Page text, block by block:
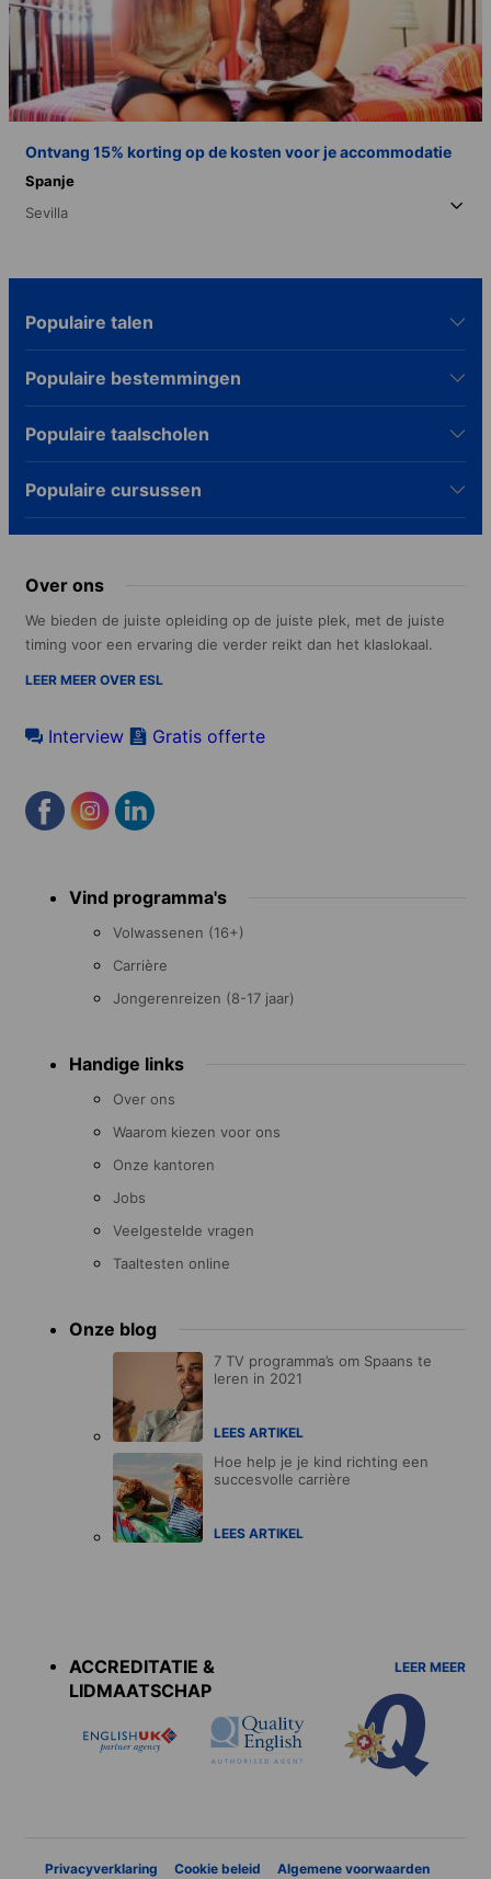
Ontvang 15% korting op de kosten voor je accommodatie
Spanje
Sevilla
Populaire talen
Populaire bestemmingen
Populaire taalscholen
Populaire cursussen
Over ons
We bieden de juiste opleiding op de juiste plek, met de juiste
timing voor een ervaring die verder reikt dan het klaslokaal.
LEER MEER OVER ESL
Interview Gratis offerte
menu Vind programma's
Volwassenen (16+)
Carrière
Jongerenreizen (8-17 jaar)
Handige links
Over ons
Waarom kiezen voor ons
Onze kantoren
Jobs
Veelgestelde vragen
Taaltesten online
Onze blog
7 TV programma’s om Spaans te
leren in 2021
LEES ARTIKEL
Hoe help je je kind richting een
succesvolle carrière
LEES ARTIKEL
ACCREDITATIE &
LIDMAATSCHAP
LEER MEER
Privacyverklaring Cookie beleid
Algemene voorwaarden